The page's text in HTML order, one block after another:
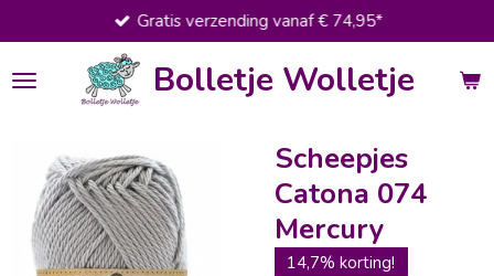
direct
naar
de
Bolletje Wolletje
Gratis verzending vanaf € 74,95*
Scheepjes
Catona 074
Mercury
14,7% korting!